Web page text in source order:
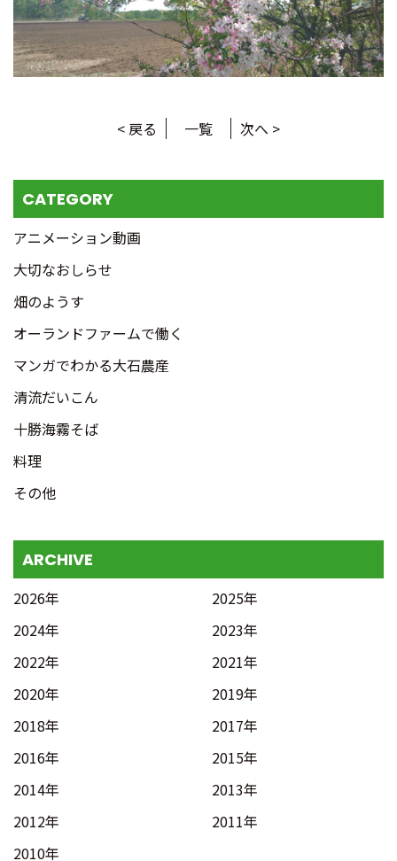
< 戻る 一覧 次へ >
CATEGORY
アニメーション動画
大切なおしらせ
畑のようす
オーランドファームで働く
マンガでわかる大石農産
清流だいこん
十勝海霧そば
料理
その他
ARCHIVE
2026年
2025年
2024年
2023年
2022年
2021年
2020年
2019年
2018年
2017年
2016年
2015年
2014年
2013年
2012年
2011年
2010年